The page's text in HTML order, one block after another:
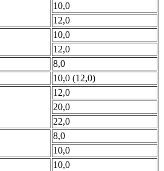
10,0
12,0
10,0
12,0
8,0
10,0 (12,0)
12,0
20,0
22,0
8,0
10,0
10,0